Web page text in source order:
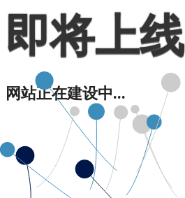
即将上线
网站正在建设中...